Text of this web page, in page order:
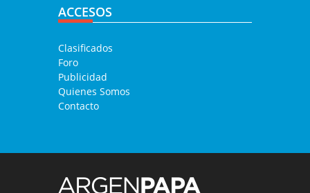
ACCESOS
Clasificados
Foro
Publicidad
Quienes Somos
Contacto